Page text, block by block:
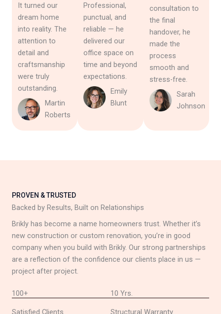
It turned our
dream home
into reality. The
attention to
detail and
craftsmanship
were truly
outstanding.
Martin
Roberts
Professional,
punctual, and
reliable — he
delivered our
office space on
time and beyond
expectations.
Emily
Blunt
consultation to
the final
handover, he
made the
process
smooth and
stress-free.
Sarah
Johnson
PROVEN & TRUSTED
Backed by Results, Built on Relationships
Brikly has become a name homeowners trust. Whether it’s
new construction or custom renovation, you’re in good
company when you build with Brikly. Our strong partnerships
are a reflection of the confidence our clients place in us —
project after project.
100+
Satisfied Clients
10 Yrs.
Structural Warranty